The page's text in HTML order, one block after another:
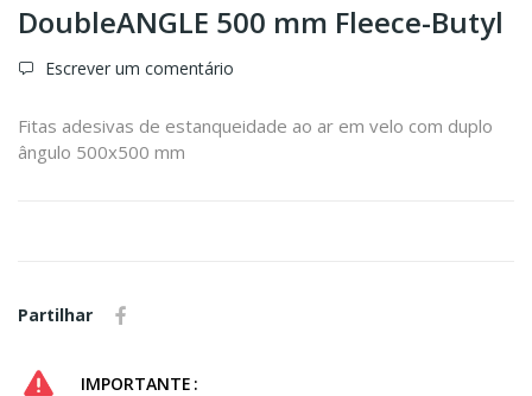
DoubleANGLE 500 mm Fleece-Butyl
Escrever um comentário
Fitas adesivas de estanqueidade ao ar em velo com duplo
ângulo 500x500 mm
Partilhar
IMPORTANTE